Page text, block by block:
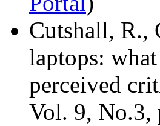
Cutshall, R.,
laptops:
perceived
Vol. 9, No.3,